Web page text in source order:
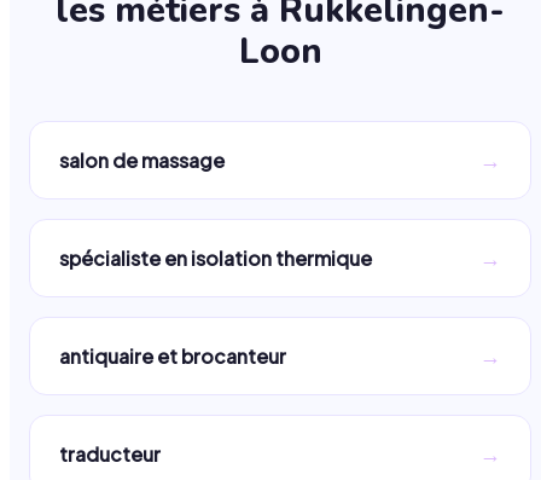
les métiers à Rukkelingen-
Loon
salon de massage →
spécialiste en isolation thermique →
antiquaire et brocanteur →
traducteur →